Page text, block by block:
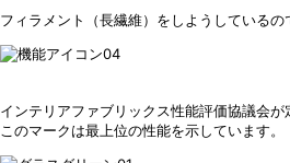
フィラメント（長繊維）をしようしている
インテリアファブリックス性能評価協議会
このマークは最上位の性能を示しています。